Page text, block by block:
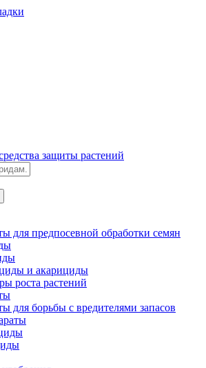
для предпосевной обработки семян
и акарициды
роста растений
для борьбы с вредителями запасов